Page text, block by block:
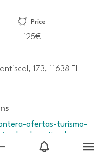
Price
125€
173, 11638 El
ofertas-turismo-
el-santiscal